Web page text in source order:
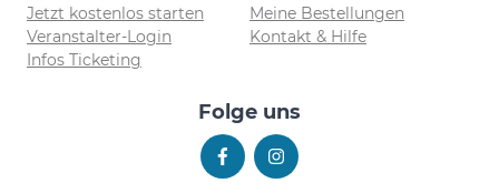
Jetzt kostenlos starten
Veranstalter-Login
Infos Ticketing
Meine Bestellungen
Kontakt & Hilfe
Folge uns